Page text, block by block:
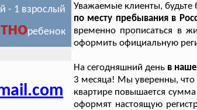
- 1 взрослый
ребенок
Уважаемые клиенты, будьте
по месту пребывания в
временно прописаться в
оформить официальную
На сегодняшний деньв
3 месяца! Мы уверенны, что
квартире повышается
оформят настоящую